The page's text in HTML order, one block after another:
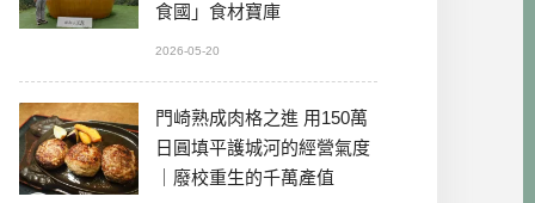
食國」食材寶庫
2026-05-20
門崎熟成肉格之進 用150萬
日圓填平護城河的經營氣度
｜廢校重生的千萬產值